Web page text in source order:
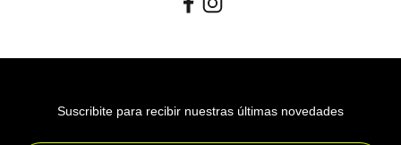
Suscribite para recibir nuestras últimas novedades